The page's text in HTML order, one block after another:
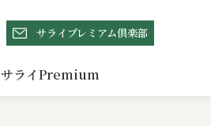
サライプレミアム倶楽部
サライPremium